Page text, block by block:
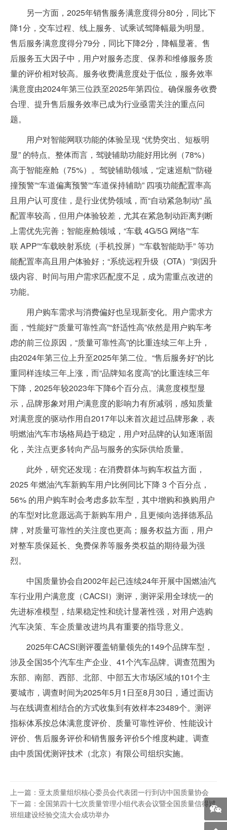
另一方面，2025年销售服务满意度得分80分，同比下
降1分，交车过程、线上服务、试乘试驾降幅最为明显。
售后服务满意度得分79分，同比下降2分，降幅显著。售
后服务五大因子中，用户对服务态度、保养和维修服务质
量的评价相对较高。服务收费满意度处于低位，服务效率
满意度由2024年第三位跌至2025年第四位。确保服务收费
合理、提升售后服务效率已成为行业亟需关注的重点问
题。
用户对智能网联功能的体验呈现 “优势突出、短板明
显” 的特点。整体而言，驾驶辅助功能好用比例（78%）
高于智能座舱（75%）。驾驶辅助领域，“定速巡航”“防碰
撞预警”“车道偏离预警”“车道保持辅助” 四项功能配置率高
且用户认可度佳，是行业优势领域，而“自动紧急制动” 虽
配置率较高，但用户体验较差，尤其在紧急制动距离判断
上需优先完善；智能座舱领域，“车载 4G/5G 网络”“车
联 APP”“车载映射系统（手机投屏）”“车载智能助手” 等功
能配置率高且用户体验好；“系统远程升级（OTA）”则因升
级内容、时间与用户需求匹配度不足，成为需重点改进的
功能。
用户购车需求与消费偏好也呈现新变化。用户需求方
面，“性能好”“质量可靠性高”“舒适性高”依然是用户购车考
虑的前三位原因，“质量可靠性高”的比重连续三年上升，
由2024年第三位上升至2025年第二位。“售后服务好”的比
重同样连续三年上涨，而“品牌知名度高”的比重连续三年
下降，2025年较2023年下降6个百分点。满意度模型显
示，品牌形象对用户满意度的影响力有所减弱，感知质量
对满意度的驱动作用自2017年以来首次超过品牌形象，表
明燃油汽车市场格局趋于稳定，用户对品牌的认知逐渐固
化，关注点更多转向产品与服务的实际供给质量。
此外，研究还发现：在消费群体与购车权益方面，
2025 年燃油汽车新购车用户比例同比下降 3 个百分点，
56% 的用户购车时会考虑多款车型，其中增购和换购用户
的车型对比意愿远高于新购车用户，且更倾向选择德系品
牌，对质量可靠性的关注度也更高；服务权益方面，用户
对整车质保延长、免费保养等服务类权益的期待最为强
烈。
中国质量协会自2002年起已连续24年开展中国燃油汽
车行业用户满意度（CACSI）测评，测评采用全球统一的
先进标准模型，结果稳定性和统计显著性强，对用户选购
汽车决策、车企质量改进均具有重要的指导意义。
2025年CACSI测评覆盖销量领先的149个品牌车型，
涉及全国35个汽车生产企业、41个汽车品牌。调查范围为
东部、南部、西部、北部、中部五大市场区域的101个主
要城市，调查时间为2025年5月1日至8月30日，通过面访
与在线调查相结合的方式收集到有效样本23489个。测评
指标体系按总体满意度评价、质量可靠性评价、性能设计
评价、售后服务评价和销售服务评价5个维度构建。调查
由中质国优测评技术（北京）有限公司组织实施。
上一篇：亚太质量组织核心委员会代表团一行到访中国质量协会
下一篇：全国第四十七次质量管理小组代表会议暨全国质量信得过
班组建设经验交流大会成功举办